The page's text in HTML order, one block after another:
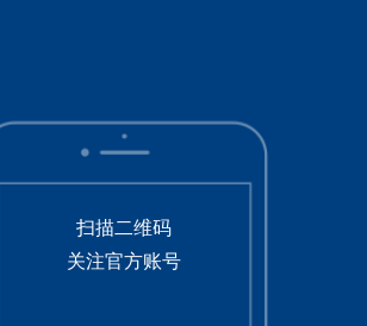
扫描二维码
关注官方账号